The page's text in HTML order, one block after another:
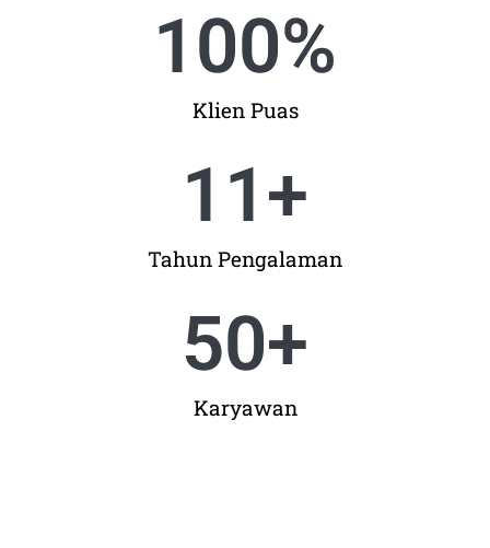
Klien Puas
100%
Tahun Pengalaman
11+
Karyawan
50+